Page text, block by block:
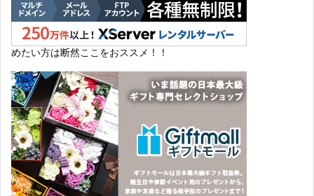
めたい方は断然ここをおススメ！！